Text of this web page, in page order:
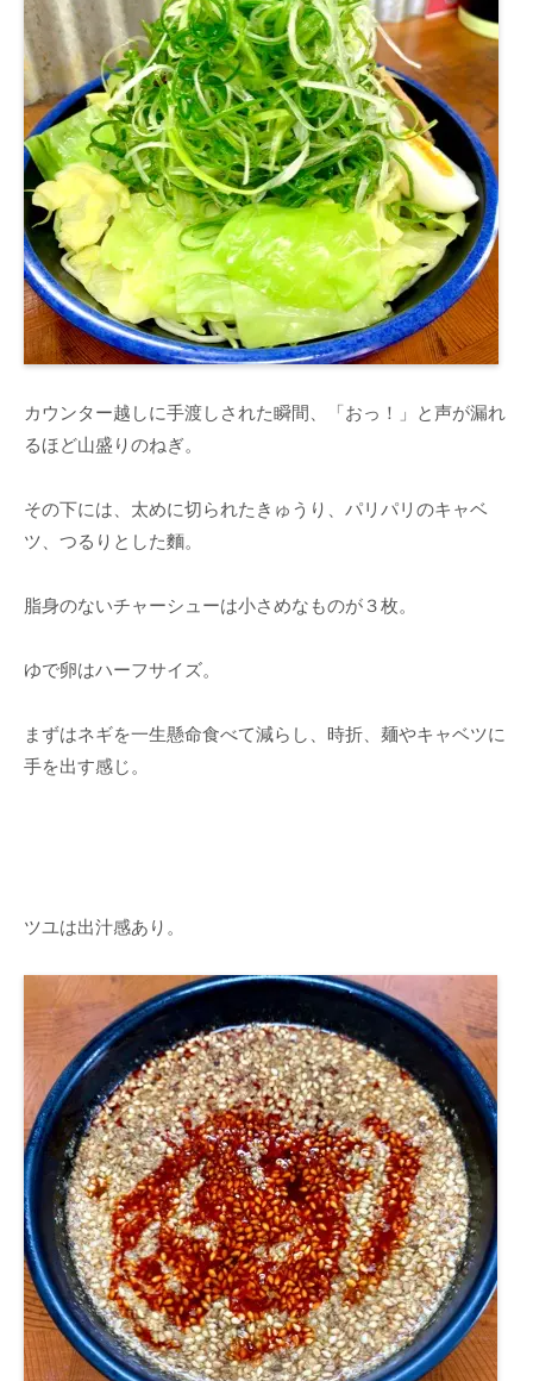
カウンター越しに手渡しされた瞬間、「おっ！」と声が漏れ
るほど山盛りのねぎ。
その下には、太めに切られたきゅうり、パリパリのキャベ
ツ、つるりとした麵。
脂身のないチャーシューは小さめなものが３枚。
ゆで卵はハーフサイズ。
まずはネギを一生懸命食べて減らし、時折、麺やキャベツに
手を出す感じ。
ツユは出汁感あり。